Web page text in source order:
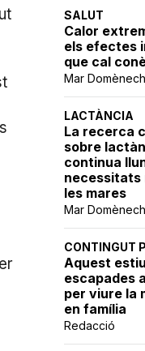
SALUT
Calor
els efectes
que cal
Mar Domènech
LACTÀNCIA
La recerca
sobre
continua
necessitats
les mares
Mar Domènech
CONTINGUT
Aquest
escapades
per viure la
en família
Redacció